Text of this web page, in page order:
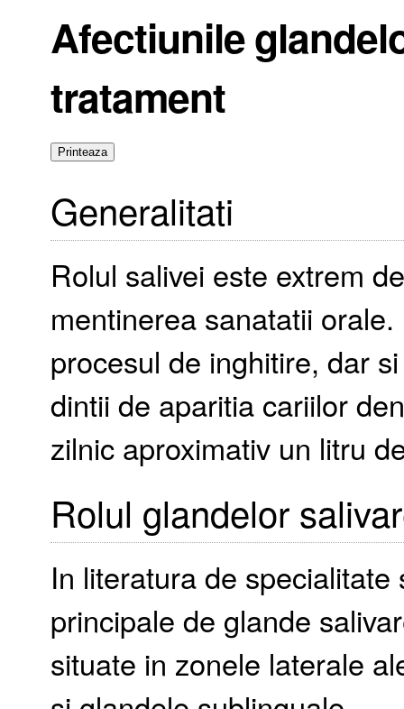
Afectiunile
tratament
Generalitati
Rolul salivei este extrem
mentinerea sanatatii
procesul de inghitire, dar
dintii de aparitia cariilor
zilnic aproximativ un litru
Rolul glandelor
In literatura de
principale de glande
situate in zonele laterale